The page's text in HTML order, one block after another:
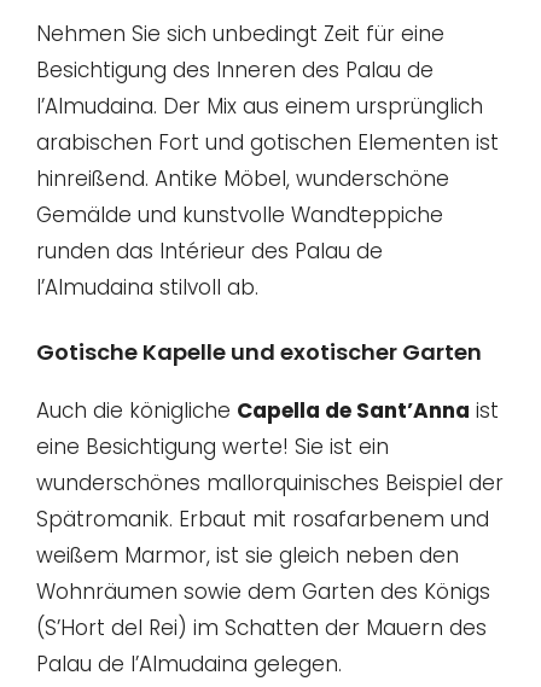
Nehmen Sie sich unbedingt Zeit für eine
Besichtigung des Inneren des Palau de
l’Almudaina. Der Mix aus einem ursprünglich
arabischen Fort und gotischen Elementen ist
hinreißend. Antike Möbel, wunderschöne
Gemälde und kunstvolle Wandteppiche
runden das Intérieur des Palau de
l’Almudaina stilvoll ab.
Gotische Kapelle und exotischer Garten
Auch die königliche Capella de Sant’Anna ist
eine Besichtigung werte! Sie ist ein
wunderschönes mallorquinisches Beispiel der
Spätromanik. Erbaut mit rosafarbenem und
weißem Marmor, ist sie gleich neben den
Wohnräumen sowie dem Garten des Königs
(S’Hort del Rei) im Schatten der Mauern des
Palau de l’Almudaina gelegen.